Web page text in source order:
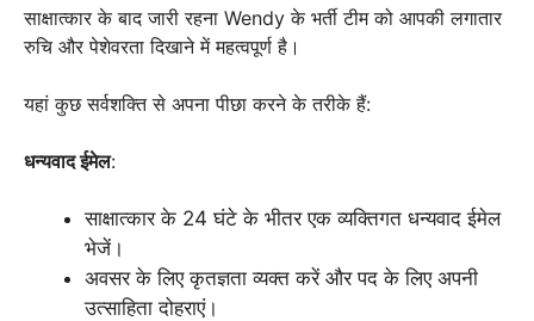
साक्षात्कार के बाद जारी रहना Wendy के भर्ती टीम को आपकी लगातार
रुचि और पेशेवरता दिखाने में महत्वपूर्ण है।
यहां कुछ सर्वशक्ति से अपना पीछा करने के तरीके हैं:
धन्यवाद ईमेल:
साक्षात्कार के 24 घंटे के भीतर एक व्यक्तिगत धन्यवाद ईमेल
भेजें।
अवसर के लिए कृतज्ञता व्यक्त करें और पद के लिए अपनी
उत्साहिता दोहराएं।